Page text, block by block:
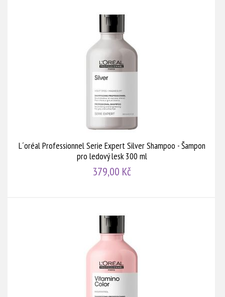
L´oréal Professionnel Serie Expert Silver Shampoo - Šampon
pro ledový lesk 300 ml
379,00 Kč